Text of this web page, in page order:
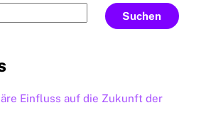
Suchen
Einfluss auf die Zukunft der